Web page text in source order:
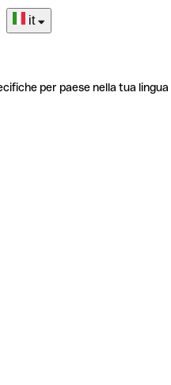
it
per paese nella tua lingua